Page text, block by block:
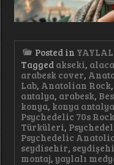
Posted in
Tagged akseki,
arabesk cover,
Lab, Anatolian Rock,
antalya, arabesk,
konya, konya
Psychedelic 70s Rock
Türküleri,
Psychedelic
seydisehir,
montaj, yaylalı